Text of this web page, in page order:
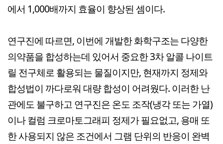
에서 1,000배까지 효율이 향상된 셈이다.
연구진에 따르면, 이번에 개발한 화학구조는 다양한
의약품을 합성하는데 있어서 중요한 3차 알콜 나이트
릴 전구체로 활용되는 물질이지만, 현재까지 정제와
합성법이 까다로워 대량 합성이 어려웠다. 이러한 난
관에도 불구하고 연구진은 온도 조작(냉각 또는 가열)
이나 컬럼 크로마토그래피 정제가 필요없고, 용매 또
한 사용되지 않은 조건에서 그램 단위의 반응이 완벽